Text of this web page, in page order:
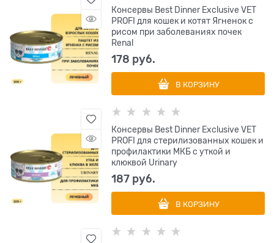
Консервы Best Dinner Exclusive VET
PROFI для кошек и котят Ягненок с
рисом при заболеваниях почек
Renal
178 руб.
В КОРЗИНУ
Консервы Best Dinner Exclusive VET
PROFI для стерилизованных кошек и
профилактики МКБ с уткой и
клюквой Urinary
187 руб.
В КОРЗИНУ